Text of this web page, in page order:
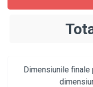
Dimensiunile